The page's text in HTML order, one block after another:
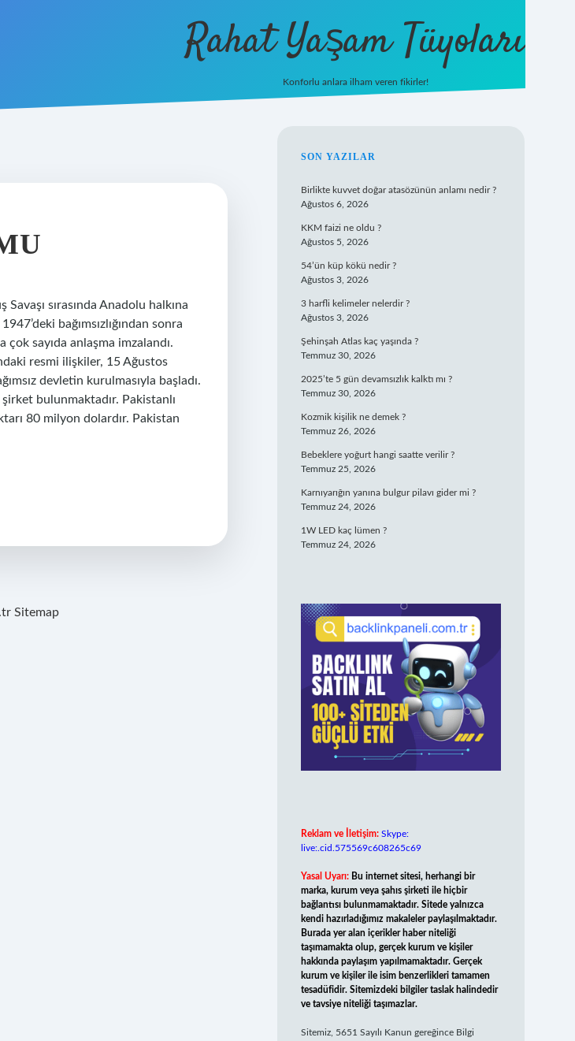
Rahat Yaşam Tüyoları
Konforlu anlara ilham veren fikirler!
sırasında Anadolu halkına
bağımsızlığından sonra
sayıda anlaşma imzalandı.
resmi ilişkiler, 15 Ağustos
devletin kurulmasıyla başladı.
bulunmaktadır. Pakistanlı
80 milyon dolardır. Pakistan
Sitemap
SIDEBAR
SON YAZILAR
Birlikte kuvvet doğar atasözünün anlamı nedir ?
Ağustos 6, 2026
KKM faizi ne oldu ?
Ağustos 5, 2026
54’ün küp kökü nedir ?
Ağustos 3, 2026
3 harfli kelimeler nelerdir ?
Ağustos 3, 2026
Şehinşah Atlas kaç yaşında ?
Temmuz 30, 2026
2025’te 5 gün devamsızlık kalktı mı ?
Temmuz 30, 2026
Kozmik kişilik ne demek ?
Temmuz 26, 2026
Bebeklere yoğurt hangi saatte verilir ?
Temmuz 25, 2026
Karnıyarığın yanına bulgur pilavı gider mi ?
Temmuz 24, 2026
1W LED kaç lümen ?
Temmuz 24, 2026
Reklam ve İletişim: Skype:
live:.cid.575569c608265c69
Yasal Uyarı: Bu internet sitesi, herhangi bir
marka, kurum veya şahıs şirketi ile hiçbir
bağlantısı bulunmamaktadır. Sitede yalnızca
kendi hazırladığımız makaleler paylaşılmaktadır.
Burada yer alan içerikler haber niteliği
taşımamakta olup, gerçek kurum ve kişiler
hakkında paylaşım yapılmamaktadır. Gerçek
kurum ve kişiler ile isim benzerlikleri tamamen
tesadüfidir. Sitemizdeki bilgiler taslak halindedir
ve tavsiye niteliği taşımazlar.
Sitemiz, 5651 Sayılı Kanun gereğince Bilgi